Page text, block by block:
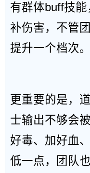
有群体buff技
补伤害，不管
提升一个档次。
更重要的是，
士输出不够会
好毒、加好血
低一点，团队